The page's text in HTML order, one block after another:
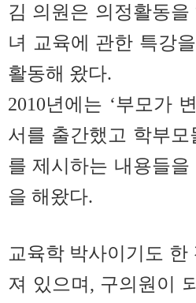
김 의원은 의정활동
녀 교육에 관한 특강
활동해 왔다.
2010년에는 ‘부모가
서를 출간했고 학부
를 제시하는 내용들
을 해왔다.
교육학 박사이기도
져 있으며, 구의원이